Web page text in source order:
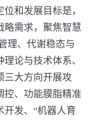
和发展目标是，
略需求，聚焦智慧
理、代谢稳态与
论与技术体系、
三大方向开展攻
控、功能膜脂精准
开发、“机器人育